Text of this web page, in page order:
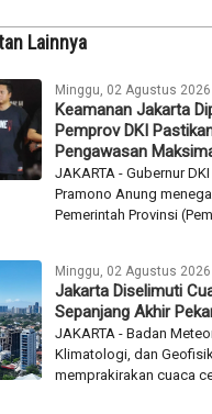
Lainnya
Minggu, 02 Agustus 2026
Keamanan Jakarta
Pemprov DKI
Pengawasan
JAKARTA - Gubernur
Pramono Anung
Pemerintah Provinsi
Minggu, 02 Agustus 2026
Jakarta Diselimuti
Sepanjang Akhir
JAKARTA - Badan
Klimatologi, dan
memprakirakan cuaca